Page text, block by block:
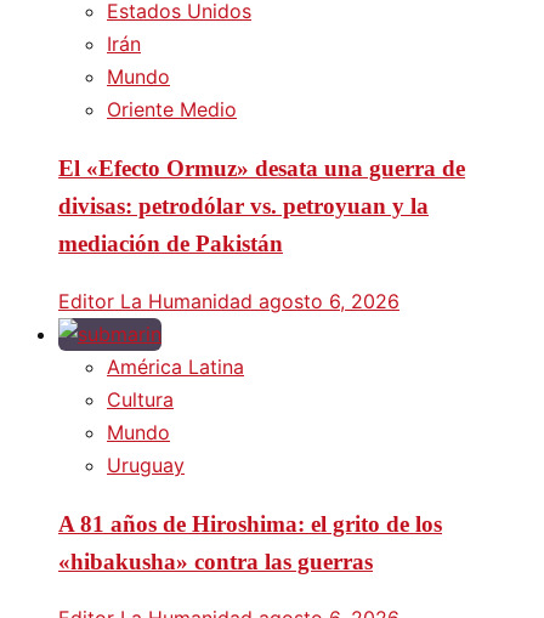
Estados Unidos
Irán
Mundo
Oriente Medio
El «Efecto Ormuz» desata una guerra de
divisas: petrodólar vs. petroyuan y la
mediación de Pakistán
Editor La Humanidad agosto 6, 2026
América Latina
Cultura
Mundo
Uruguay
A 81 años de Hiroshima: el grito de los
«hibakusha» contra las guerras